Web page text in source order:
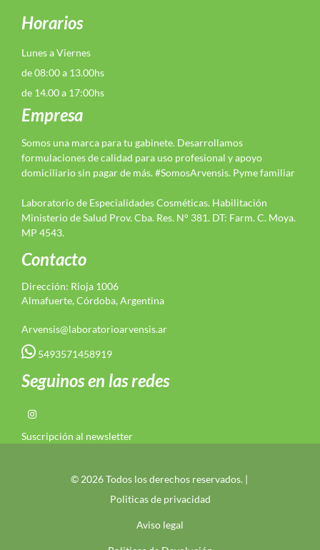
Horarios
Lunes a Viernes
de 08:00 a 13.00hs
de 14.00 a 17:00hs
Empresa
Somos una marca para tu gabinete. Desarrollamos
formulaciones de calidad para uso profesional y apoyo
domiciliario sin pagar de más. #SomosArvensis. Pyme familiar
Laboratorio de Especialidades Cosméticas. Habilitación
Ministerio de Salud Prov. Cba. Res. N° 381. DT: Farm. C. Moya.
MP 4543.
Contacto
Dirección: Rioja 1006
Almafuerte, Córdoba, Argentina
Arvensis@laboratorioarvensis.ar
5493571458919
Seguinos en las redes
Suscripción al newsletter
© 2026 Todos los derechos reservados. |
Politicas de privacidad
Aviso legal